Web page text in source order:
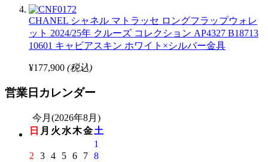
CHANEL シャネル マトラッセ ロングフラップウォレ
ット 2024/25年 クルーズ コレクション AP4327 B18713
10601 キャビアスキン ホワイト×シルバー金具
¥177,900 (税込)
営業日カレンダー
今月(2026年8月)
日 月 火 水木金土
1
2
3 4 5 6 7 8